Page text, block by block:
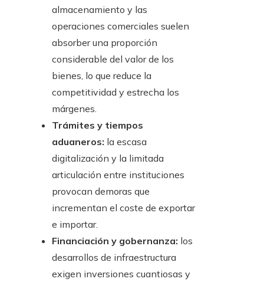
almacenamiento y las
operaciones comerciales suelen
absorber una proporción
considerable del valor de los
bienes, lo que reduce la
competitividad y estrecha los
márgenes.
Trámites y tiempos
aduaneros: la escasa
digitalización y la limitada
articulación entre instituciones
provocan demoras que
incrementan el coste de exportar
e importar.
Financiación y gobernanza: los
desarrollos de infraestructura
exigen inversiones cuantiosas y